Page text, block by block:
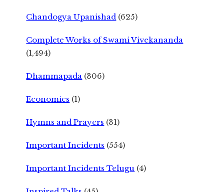
Chandogya Upanishad (625)
Complete Works of Swami Vivekananda
(1,494)
Dhammapada (306)
Economics (1)
Hymns and Prayers (31)
Important Incidents (554)
Important Incidents Telugu (4)